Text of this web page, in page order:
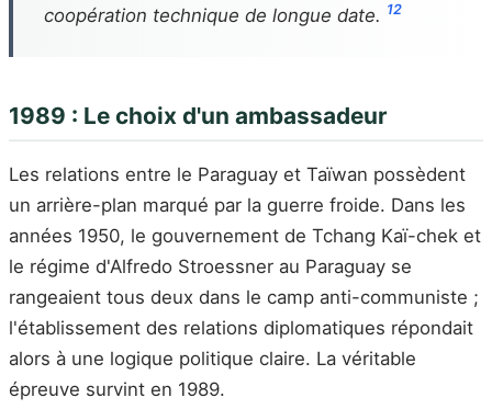
coopération technique de longue date. 12
1989 : Le choix d'un ambassadeur
Les relations entre le Paraguay et Taïwan possèdent
un arrière-plan marqué par la guerre froide. Dans les
années 1950, le gouvernement de Tchang Kaï-chek et
le régime d'Alfredo Stroessner au Paraguay se
rangeaient tous deux dans le camp anti-communiste ;
l'établissement des relations diplomatiques répondait
alors à une logique politique claire. La véritable
épreuve survint en 1989.